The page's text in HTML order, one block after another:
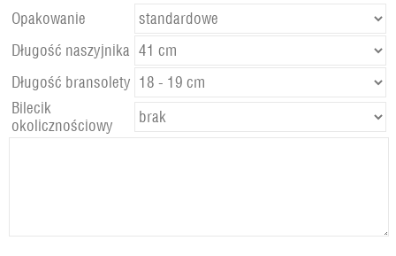
Opakowanie
Długość naszyjnika
Długość bransolety
Bilecik
okolicznościowy